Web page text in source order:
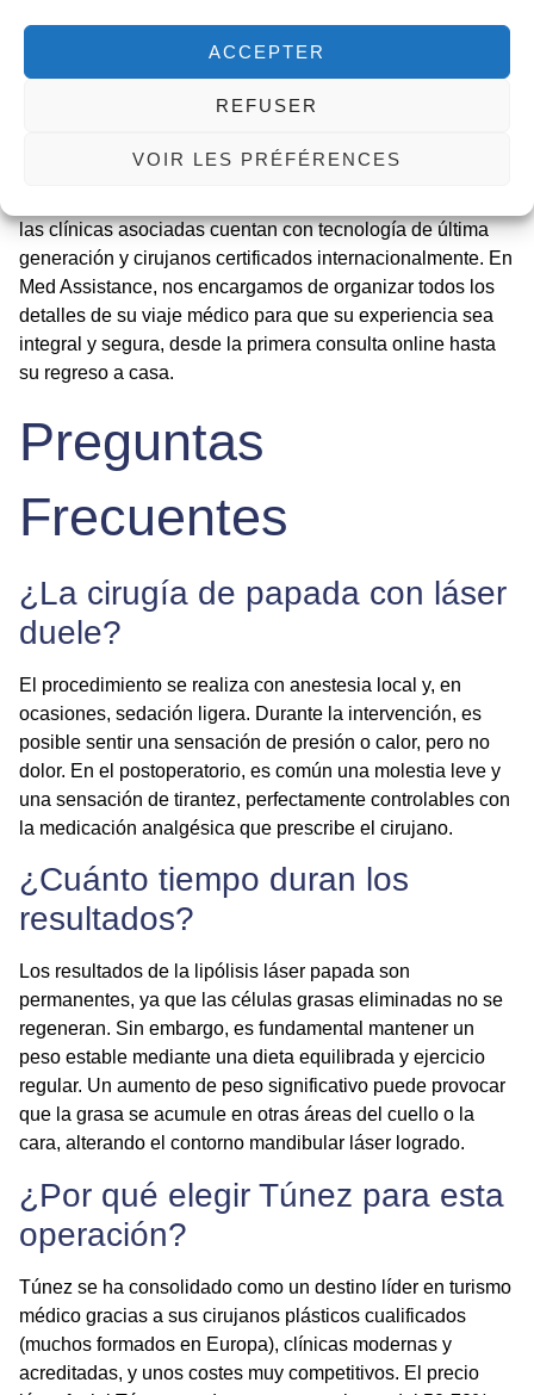
ACCEPTER
REFUSER
VOIR LES PRÉFÉRENCES
El gran atractivo de optar por este tratamiento en el país
magrebí es la excelente relación calidad-precio. El
económico que en Francia, España o Italia, incluyendo a
y, en muchos paquetes, el alojamiento y los traslados.
las clínicas asociadas cuentan con tecnología de última
generación y cirujanos certificados internacionalmente. En
Med Assistance, nos encargamos de organizar todos los
detalles de su viaje médico para que su experiencia sea
integral y segura, desde la primera consulta online hasta
su regreso a casa.
Preguntas
Frecuentes
¿La cirugía de papada con láser
duele?
El procedimiento se realiza con anestesia local y, en
ocasiones, sedación ligera. Durante la intervención, es
posible sentir una sensación de presión o calor, pero no
dolor. En el postoperatorio, es común una molestia leve y
una sensación de tirantez, perfectamente controlables con
la medicación analgésica que prescribe el cirujano.
¿Cuánto tiempo duran los
resultados?
Los resultados de la lipólisis láser papada son
permanentes, ya que las células grasas eliminadas no se
regeneran. Sin embargo, es fundamental mantener un
peso estable mediante una dieta equilibrada y ejercicio
regular. Un aumento de peso significativo puede provocar
que la grasa se acumule en otras áreas del cuello o la
cara, alterando el contorno mandibular láser logrado.
¿Por qué elegir Túnez para esta
operación?
Túnez se ha consolidado como un destino líder en turismo
médico gracias a sus cirujanos plásticos cualificados
(muchos formados en Europa), clínicas modernas y
acreditadas, y unos costes muy competitivos. El precio